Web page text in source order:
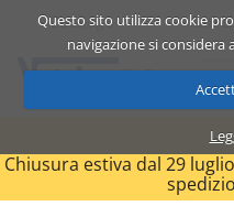
Questo sito utilizza cookie
navigazione si considera
Catalogo
Chiusura estiva dal 29